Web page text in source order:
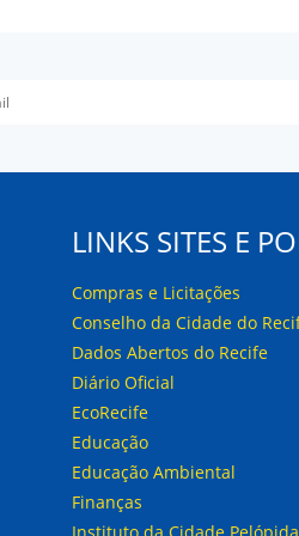
LINKS SITES E
Compras e Licitações
Conselho da Cidade do
Dados Abertos do Recife
Diário Oficial
EcoRecife
Educação
Educação Ambiental
Finanças